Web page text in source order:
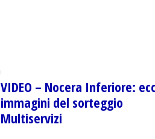
VIDEO – Nocera Inferiore:
immagini del sorteggio
Multiservizi